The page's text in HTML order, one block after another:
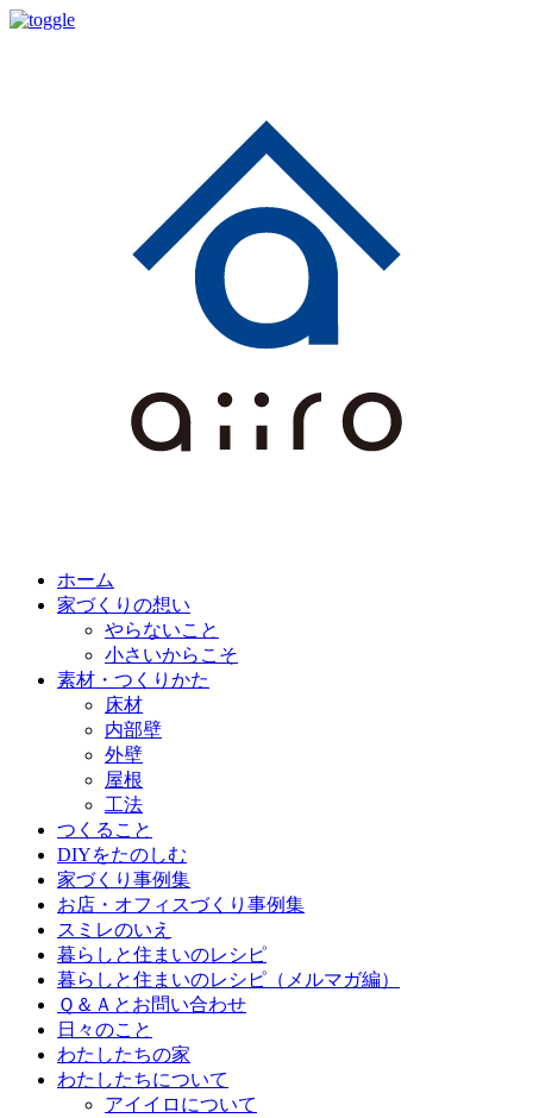
ホーム
家づくりの想い
やらないこと
小さいからこそ
素材・つくりかた
床材
内部壁
外壁
屋根
工法
つくること
DIYをたのしむ
家づくり事例集
お店・オフィスづくり事例集
スミレのいえ
暮らしと住まいのレシピ
暮らしと住まいのレシピ（メルマガ編）
Ｑ＆Ａとお問い合わせ
日々のこと
わたしたちの家
わたしたちについて
アイイロについて